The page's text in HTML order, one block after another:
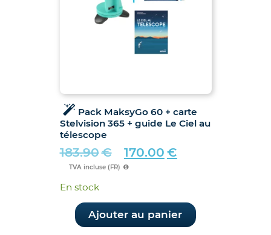
Pack MaksyGo 60 + carte
Stelvision 365 + guide Le Ciel au
télescope
183.90€
Le
prix
était :
183.90€.
170.00 €
Le
prix
est :
170.00€.
TVA incluse (FR)
En stock
Ajouter au panier